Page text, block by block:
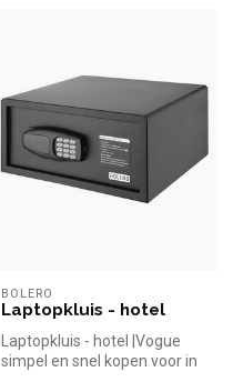
BOLERO
Laptopkluis - hotel
Laptopkluis - hotel |Vogue
simpel en snel kopen voor in